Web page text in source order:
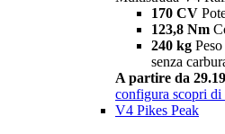
170 CV
123,8 Nm
240 kg
senza
A partire da
configura scopri di
V4 Pikes Peak